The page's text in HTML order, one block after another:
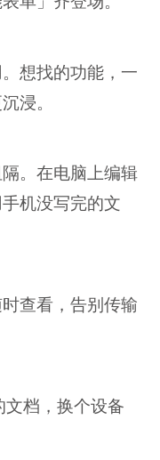
想找的功能，一
浸。
。在电脑上编辑
机没写完的文
查看，告别传输
档，换个设备